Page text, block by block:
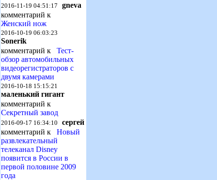
2016-11-19 04:51:17 gneva
комментарий к
Женский нож
2016-10-19 06:03:23
Sonerik
комментарий к Тест-
обзор автомобильных
видеорегистраторов с
двумя камерами
2016-10-18 15:15:21
маленький гигант
комментарий к
Секретный завод
2016-09-17 16:34:10 сергей
комментарий к Новый
развлекательный
телеканал Disney
появится в России в
первой половине 2009
года